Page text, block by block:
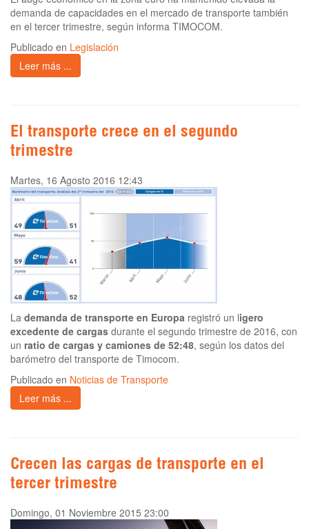
demanda de capacidades en el mercado de transporte también
en el tercer trimestre, según informa TIMOCOM.
Publicado en Legislación
Leer más ...
El transporte crece en el segundo
trimestre
Martes, 16 Agosto 2016 12:43
La demanda de transporte en Europa registró un ligero
excedente de cargas durante el segundo trimestre de 2016, con
un ratio de cargas y camiones de 52:48, según los datos del
barómetro del transporte de Timocom.
Publicado en Noticias de Transporte
Leer más ...
Crecen las cargas de transporte en el
tercer trimestre
Domingo, 01 Noviembre 2015 23:00